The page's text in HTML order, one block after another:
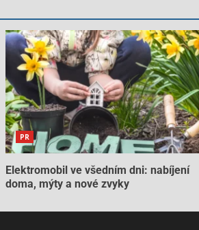
PR
Elektromobil ve všedním dni: nabíjení
doma, mýty a nové zvyky